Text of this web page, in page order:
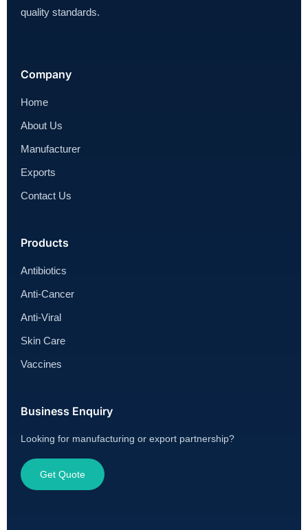
quality standards.
Company
Home
About Us
Manufacturer
Exports
Contact Us
Products
Antibiotics
Anti-Cancer
Anti-Viral
Skin Care
Vaccines
Business Enquiry
Looking for manufacturing or export partnership?
Get Quote